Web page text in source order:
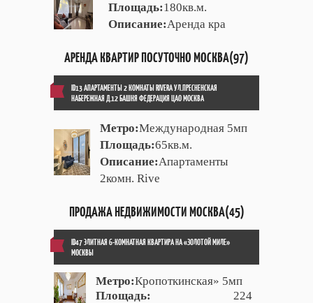
Площадь:180кв.м.
Описание:Аренда кра
АРЕНДА КВАРТИР ПОСУТОЧНО МОСКВА(97)
ID13 АПАРТАМЕНТЫ 2 КОМНАТЫ RIVERA УЛ.ПРЕСНЕНСКАЯ
НАБЕРЕЖНАЯ Д.12 БАШНЯ ФЕДЕРАЦИЯ ЦАО МОСКВА
Метро:Международная 5мп
Площадь:65кв.м.
Описание:Апартаменты
2комн. Rive
ПРОДАЖА НЕДВИЖИМОСТИ МОСКВА(45)
ID47 ЭЛИТНАЯ 6-КОМНАТНАЯ КВАРТИРА НА «ЗОЛОТОЙ МИЛЕ»
МОСКВЫ
Метро:Кропоткинская» 5мп
Площадь:
224